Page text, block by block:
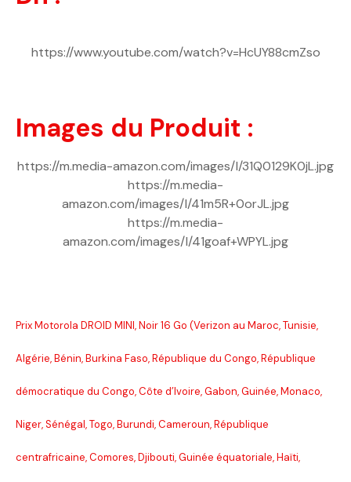
https://www.youtube.com/watch?v=HcUY88cmZso
Images du Produit :
https://m.media-amazon.com/images/I/31Q0129K0jL.jpg
https://m.media-
amazon.com/images/I/41m5R+0orJL.jpg
https://m.media-
amazon.com/images/I/41goaf+WPYL.jpg
Prix Motorola DROID MINI, Noir 16 Go (Verizon au Maroc, Tunisie,
Algérie, Bénin, Burkina Faso, République du Congo, République
démocratique du Congo, Côte d’Ivoire, Gabon, Guinée, Monaco,
Niger, Sénégal, Togo, Burundi, Cameroun, République
centrafricaine, Comores, Djibouti, Guinée équatoriale, Haïti,